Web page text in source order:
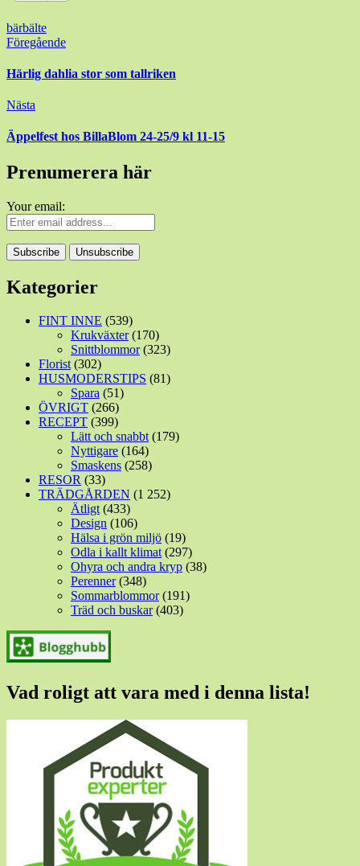
bärbälte
Inläggsnavigering
Föregående
Härlig dahlia stor som tallriken
Nästa
Äppelfest hos BillaBlom 24-25/9 kl 11-15
Prenumerera här
Your email:
Kategorier
FINT INNE (539)
Krukväxter(170)
Snittblommor(323)
Florist(302)
HUSMODERSTIPS (81)
Spara (51)
ÖVRIGT (266)
RECEPT (399)
Lätt och snabbt(179)
Nyttigare (164)
Smaskens (258)
RESOR (33)
TRÄDGÅRDEN (1 252)
Ätligt(433)
Design (106)
Hälsa i grön miljö (19)
Odla i kallt klimat(297)
Ohyra och andra kryp (38)
Perenner(348)
Sommarblommor(191)
Träd och buskar(403)
Vad roligt att vara med i denna lista!